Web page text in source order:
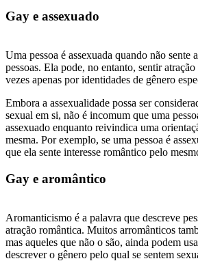
Gay e assexuado
Uma pessoa é assexuada quando não sente
pessoas. Ela pode, no entanto, sentir
vezes apenas por identidades de gênero
Embora a assexualidade possa ser
sexual em si, não é incomum que uma
assexuado enquanto reivindica uma
mesma. Por exemplo, se uma pessoa é
que ela sente interesse romântico pelo
Gay e aromântico
Aromanticismo é a palavra que descreve
atração romântica. Muitos arromânticos
mas aqueles que não o são, ainda podem
descrever o gênero pelo qual se sentem